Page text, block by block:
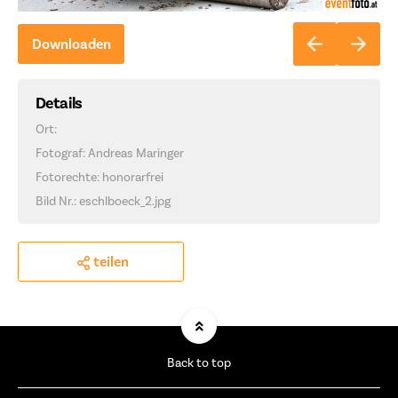
Downloaden
Details
Ort:
Fotograf: Andreas Maringer
Fotorechte: honorarfrei
Bild Nr.: eschlboeck_2.jpg
teilen
Back to top